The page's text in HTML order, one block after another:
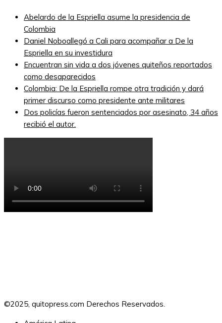
Abelardo de la Espriella asume la presidencia de
Colombia
Daniel Noboallegó a Cali para acompañar a De la
Espriella en su investidura
Encuentran sin vida a dos jóvenes quiteños reportados
como desaparecidos
Colombia: De la Espriella rompe otra tradición y dará
primer discurso como presidente ante militares
Dos policías fueron sentenciados por asesinato, 34 años
recibió el autor.
©2025, quitopress.com Derechos Reservados.